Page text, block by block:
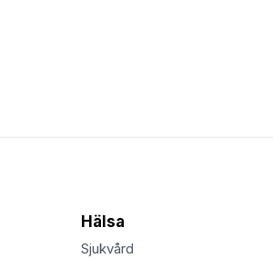
Hälsa
Sjukvård